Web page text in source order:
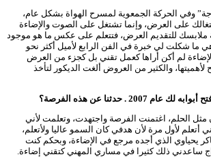
وفي الحركة الجمعوية لمسرح الهواة بشكل عام،
على العرض، وإنما تشتغل على الصوت والإضاءة
ملابسك للتقديم العرض، فتتعلم على عكس ما هو موجود
ما شكلت لي خبرة في الفن الرابع لأميل أكثر نحو
لم أكن أراها كعمل تقني بل كجزء من العرض
والكثير من العروض ألغت الديكور لتأخذ
2007 . حدثنا عن هذه الفرصة؟
مثل الحلم، اغتمنت الفرصة واجتهدت، وتعلمت لأني
لأول مرة لأن هدفي كان السمو عاليا ولأتعلم،
يحياوي الذي أجده مرجع في الإضاءة، وبحكم كنت
ساعدني ذلك كثيرا في مساري المهني كتقني إضاءة.